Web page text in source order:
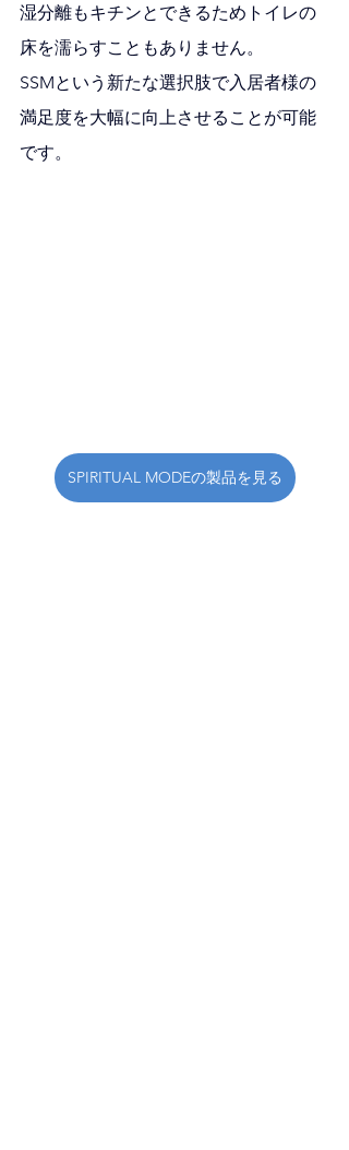
湿分離もキチンとできるためトイレの
床を濡らすこともありません。
SSMという新たな選択肢で入居者様の
満足度を大幅に向上させることが可能
です。
SPIRITUAL MODEの製品を見る